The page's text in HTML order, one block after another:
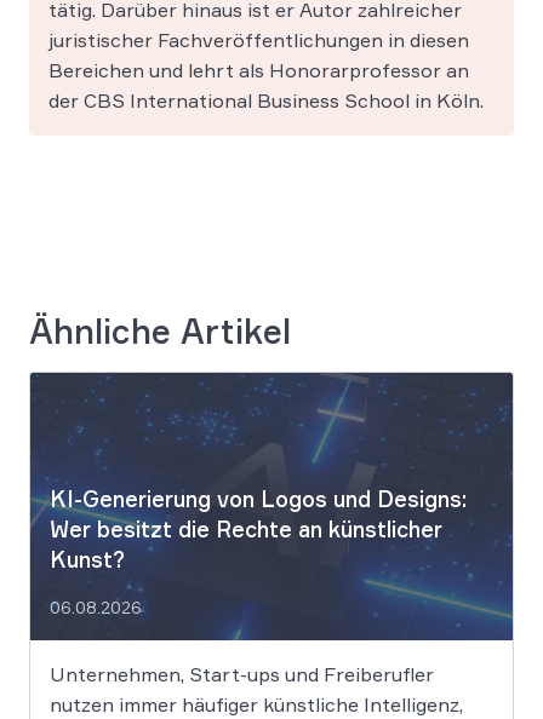
tätig. Darüber hinaus ist er Autor zahlreicher
juristischer Fachveröffentlichungen in diesen
Bereichen und lehrt als Honorarprofessor an
der CBS International Business School in Köln.
Ähnliche Artikel
KI-Generierung von Logos und Designs:
Wer besitzt die Rechte an künstlicher
Kunst?
06.08.2026
Unternehmen, Start-ups und Freiberufler
nutzen immer häufiger künstliche Intelligenz,